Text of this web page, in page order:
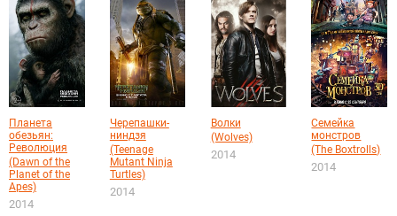
Планета
обезьян:
Революция
(Dawn of the
Planet of the
Apes)
2014
Черепашки-
ниндзя
(Teenage
Mutant Ninja
Turtles)
2014
Волки
(Wolves)
2014
Семейка
монстров
(The Boxtrolls)
2014